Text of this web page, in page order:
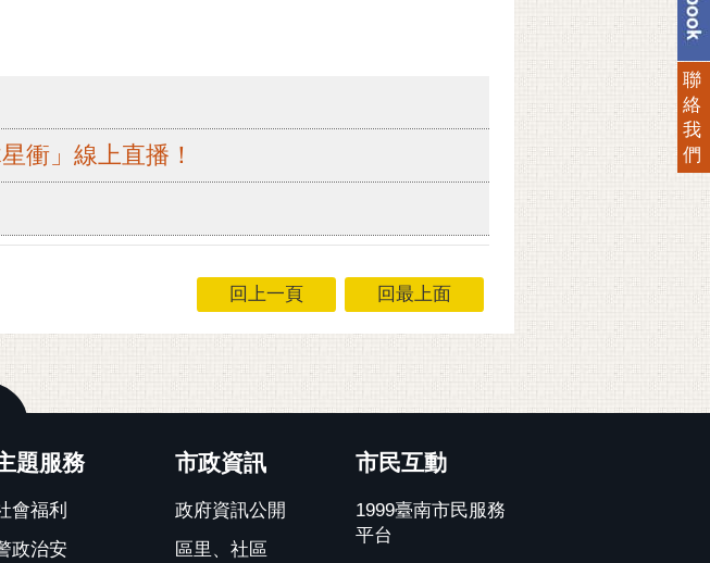
衝」線上直播！
回上一頁 回最上面
題服務
會福利
政治安
市政資訊
政府資訊公開
區里、社區
市民互動
1999臺南市民服務
平台
聯
絡
我
們